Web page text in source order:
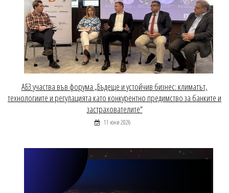
АБЗ участва във форума „Бъдеще и устойчив бизнес: климатът,
технологиите и регулацията като конкурентно предимство за банките и
застрахователите“
11 юни 2026